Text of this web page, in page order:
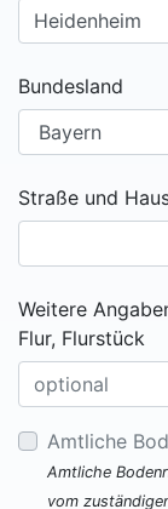
Bundesland
Straße und
Weitere
Flur, Flurstück
Amtliche
Amtliche
vom